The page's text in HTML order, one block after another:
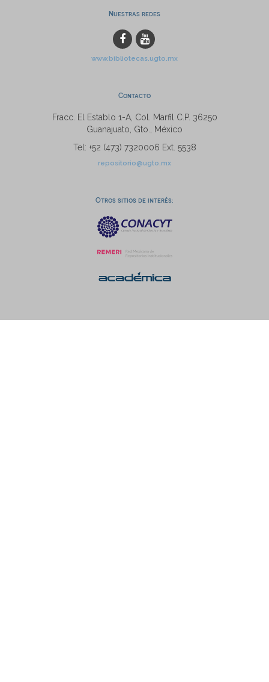
Nuestras redes
www.bibliotecas.ugto.mx
Contacto
Fracc. El Establo 1-A, Col. Marfil C.P. 36250
Guanajuato, Gto., México
Tel: +52 (473) 7320006 Ext. 5538
repositorio@ugto.mx
Otros sitios de interés: